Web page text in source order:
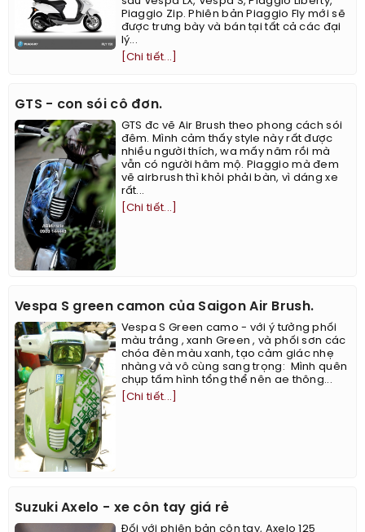
Piaggio Zip. Phiên bản Piaggio Fly mới sẽ
được trưng bày và bán tại tất cả các đại
lý...
[Chi tiết...]
GTS - con sói cô đơn.
GTS đc vẽ Air Brush theo phong cách sói
đêm. Mình cảm thấy style này rất được
nhiều người thích, wa mấy năm rồi mà
vẫn có người hâm mộ. Piaggio mà đem
vẽ airbrush thì khỏi phải bàn, vì dáng xe
rất...
[Chi tiết...]
Vespa S green camon của Saigon Air Brush.
Vespa S Green camo - với ý tưởng phối
màu trắng , xanh Green , và phối sơn các
chóa đèn màu xanh, tạo cảm giác nhẹ
nhàng và vô cùng sang trọng: ​​​​ ​Mình quên
chụp tấm hình tổng thể nên ae thông...
[Chi tiết...]
Suzuki Axelo - xe côn tay giá rẻ
Đối với phiên bản côn tay, Axelo 125